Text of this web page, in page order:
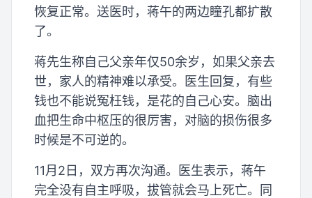
恢复正常。送医时，蒋午的两边瞳孔都扩散
了。
蒋先生称自己父亲年仅50余岁，如果父亲去
世，家人的精神难以承受。医生回复，有些
钱也不能说冤枉钱，是花的自己心安。脑出
血把生命中枢压的很厉害，对脑的损伤很多
时候是不可逆的。
11月2日，双方再次沟通。医生表示，蒋午
完全没有自主呼吸，拔管就会马上死亡。同